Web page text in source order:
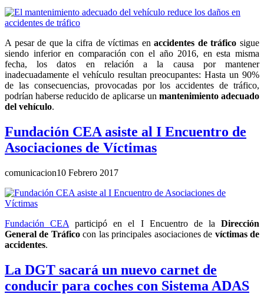
A pesar de que la cifra de víctimas enaccidentes de tráfico sigue
siendo inferior en comparación con el año 2016, en esta misma
fecha, los datos en relación a la causa por mantener
inadecuadamente el vehículo resultan preocupantes: Hasta un 90%
de las consecuencias, provocadas por los accidentes de tráfico,
podrían haberse reducido de aplicarse un mantenimiento adecuado
del vehículo.
Fundación CEA asiste al I Encuentro de
Asociaciones de Víctimas
comunicacion10 Febrero 2017
Fundación CEA participó en el I Encuentro de laDirección
General de Tráficocon las principales asociaciones de víctimas de
accidentes.
La DGT sacará un nuevo carnet de
conducir para coches con Sistema ADAS